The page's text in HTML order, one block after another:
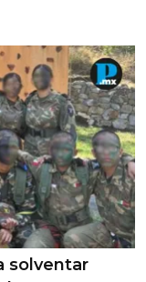
solventar